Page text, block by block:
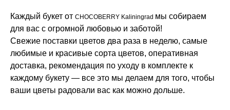
Каждый букет от CHOCOBERRY Kaliningrad мы собираем
для вас с огромной любовью и заботой!
Свежие поставки цветов два раза в неделю, самые
любимые и красивые сорта цветов, оперативная
доставка, рекомендация по уходу в комплекте к
каждому букету — все это мы делаем для того, чтобы
ваши цветы радовали вас как можно дольше.